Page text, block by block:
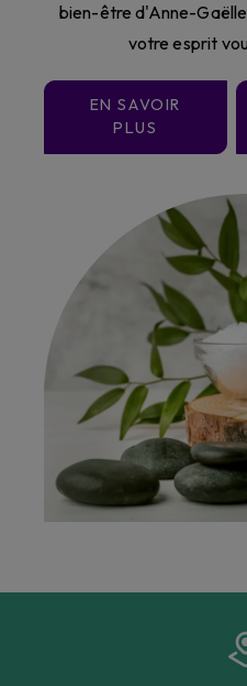
bien-être d'Anne-
votre esprit
EN SAVOIR
PLUS